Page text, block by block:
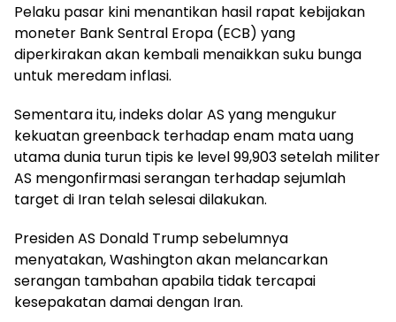
Pelaku pasar kini menantikan hasil rapat kebijakan
moneter Bank Sentral Eropa (ECB) yang
diperkirakan akan kembali menaikkan suku bunga
untuk meredam inflasi.
Sementara itu, indeks dolar AS yang mengukur
kekuatan greenback terhadap enam mata uang
utama dunia turun tipis ke level 99,903 setelah militer
AS mengonfirmasi serangan terhadap sejumlah
target di Iran telah selesai dilakukan.
Presiden AS Donald Trump sebelumnya
menyatakan, Washington akan melancarkan
serangan tambahan apabila tidak tercapai
kesepakatan damai dengan Iran.